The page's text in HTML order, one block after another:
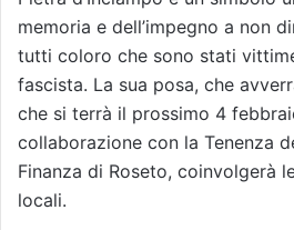
memoria e dell’impegno a non
tutti coloro che sono stati
fascista. La sua posa, che
che si terrà il prossimo 4
collaborazione con la Tenenza
Finanza di Roseto, coinvolgerà
locali.